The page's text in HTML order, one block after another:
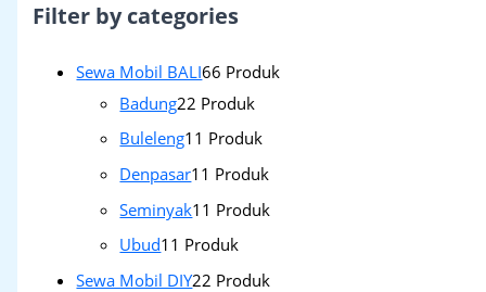
Filter by categories
Sewa Mobil BALI66 Produk
Badung22 Produk
Buleleng1 1 Produk
Denpasar1 1 Produk
Seminyak1 1 Produk
Ubud1 1 Produk
Sewa Mobil DIY22 Produk